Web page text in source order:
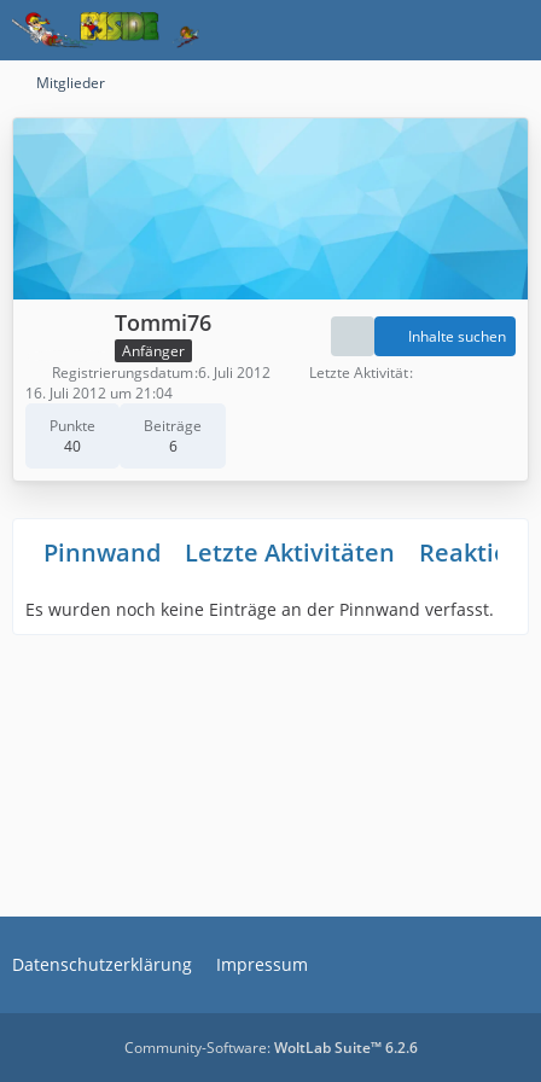
Mitglieder
Tommi76
Anfänger
Punkte
40
Beiträge
6
Inhalte suchen
Registrierungsdatum 6. Juli 2012
Letzte Aktivität
16. Juli 2012 um 21:04
Pinnwand Letzte Aktivitäten
Es wurden noch keine Einträge an der Pinnwand verfasst.
Datenschutzerklärung Impressum
Community-Software:WoltLab Suite™ 6.2.6